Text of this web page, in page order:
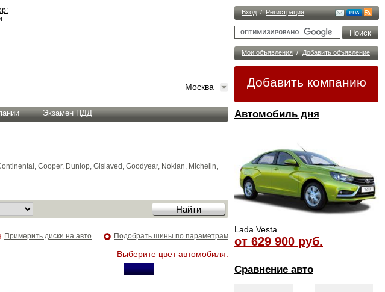
Вход / Регистрация
Мои объявления / Добавить объявление
Добавить компанию
Автомобиль дня
Lada Vesta
от 629 900 руб.
Сравнение авто
Москва
Экзамен ПДД
Cooper, Dunlop, Gislaved, Goodyear, Nokian, Michelin,
Подобрать шины по параметрам
Примерить диски на авто
Выберите цвет автомобиля: